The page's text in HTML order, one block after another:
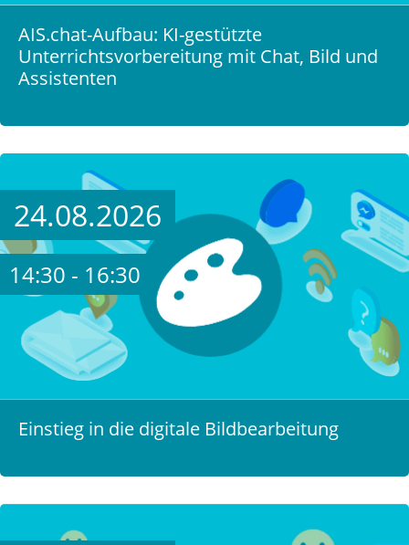
AIS.chat-Aufbau: KI-gestützte
Unterrichtsvorbereitung mit Chat, Bild und
Assistenten
24.08.2026
14:30 - 16:30
Einstieg in die digitale Bildbearbeitung